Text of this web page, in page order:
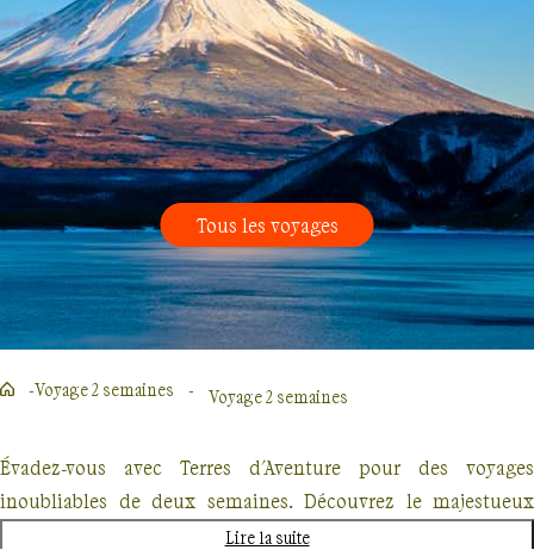
Tous les voyages
Voyage 2 semaines Voyage 2 semaines
Évadez-vous avec Terres d'Aventure pour des voyages
inoubliables de deux semaines. Découvrez le majestueux
Kilimandjaro, explorez les forêts enneigées du Québec en
Lire la suite